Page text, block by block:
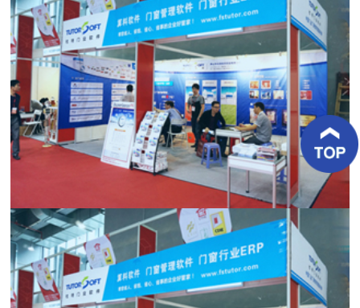
门
软
客
户
案
例
闻
讯
关